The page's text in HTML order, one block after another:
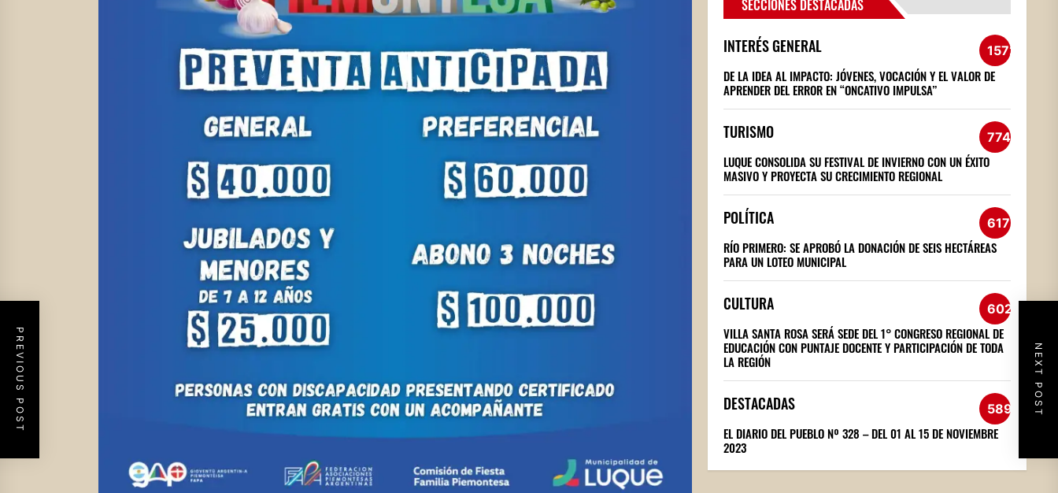
PREVIOUS POST NEXT POST
SECCIONES DESTACADAS
INTERÉS GENERAL 1572
DE LA IDEA AL IMPACTO: JÓVENES, VOCACIÓN Y EL VALOR DE
APRENDER DEL ERROR EN “ONCATIVO IMPULSA”
TURISMO 774
LUQUE CONSOLIDA SU FESTIVAL DE INVIERNO CON UN ÉXITO
MASIVO Y PROYECTA SU CRECIMIENTO REGIONAL
POLÍTICA 617
RÍO PRIMERO: SE APROBÓ LA DONACIÓN DE SEIS HECTÁREAS
PARA UN LOTEO MUNICIPAL
CULTURA 602
VILLA SANTA ROSA SERÁ SEDE DEL 1° CONGRESO REGIONAL DE
EDUCACIÓN CON PUNTAJE DOCENTE Y PARTICIPACIÓN DE TODA
LA REGIÓN
DESTACADAS 589
EL DIARIO DEL PUEBLO Nº 328 – DEL 01 AL 15 DE NOVIEMBRE
2023